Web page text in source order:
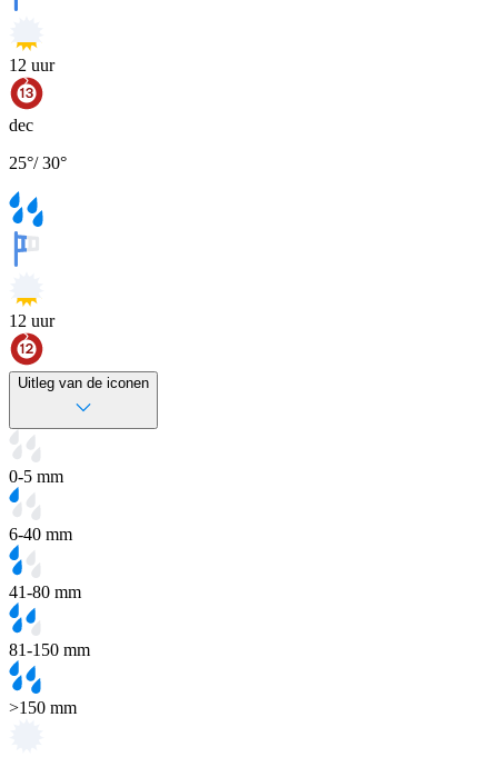
12 uur
dec
25°/30°
12 uur
Uitleg van de iconen
0-5 mm
6-40 mm
41-80 mm
81-150 mm
>150 mm